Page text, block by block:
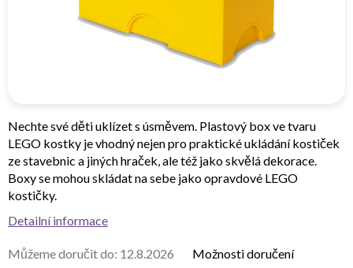
Můžeme doručit do: 12.8.2026 Možnosti doručení
Nechte své děti uklízet s úsměvem. Plastový box ve tvaru
LEGO kostky je vhodný nejen pro praktické ukládání kostiček
ze stavebnic a jiných hraček, ale též jako skvělá dekorace.
Boxy se mohou skládat na sebe jako opravdové LEGO
kostičky.
Detailní informace